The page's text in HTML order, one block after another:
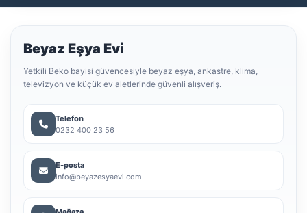
Beyaz Eşya Evi
Yetkili Beko bayisi güvencesiyle beyaz eşya, ankastre, klima,
televizyon ve küçük ev aletlerinde güvenli alışveriş.
Telefon
0232 400 23 56
E-posta
info@beyazesyaevi.com